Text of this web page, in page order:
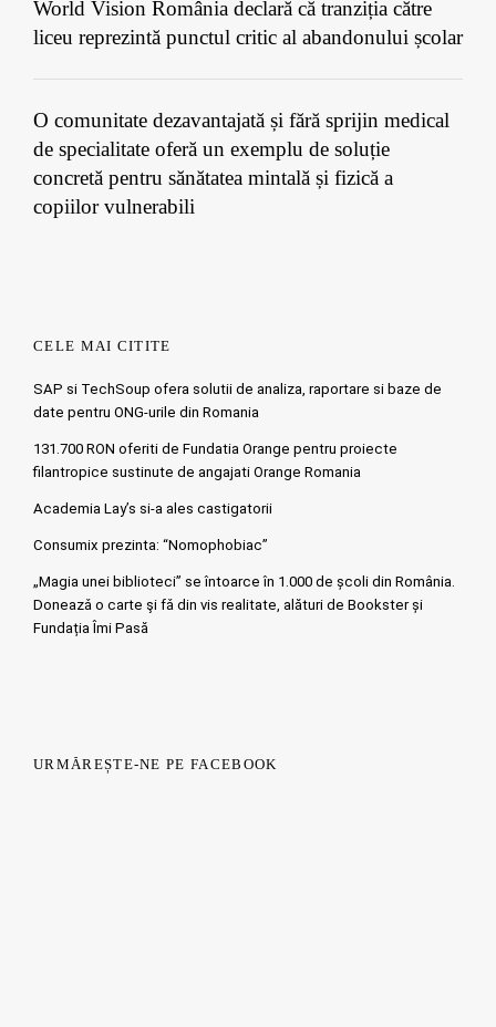
World Vision România declară că tranziția către
liceu reprezintă punctul critic al abandonului școlar
O comunitate dezavantajată și fără sprijin medical
de specialitate oferă un exemplu de soluție
concretă pentru sănătatea mintală și fizică a
copiilor vulnerabili
CELE MAI CITITE
SAP si TechSoup ofera solutii de analiza, raportare si baze de
date pentru ONG-urile din Romania
131.700 RON oferiti de Fundatia Orange pentru proiecte
filantropice sustinute de angajati Orange Romania
Academia Lay’s si-a ales castigatorii
Consumix prezinta: “Nomophobiac”
„Magia unei biblioteci” se întoarce în 1.000 de școli din România.
Doneazǎ o carte şi fǎ din vis realitate, alături de Bookster și
Fundația Îmi Pasă
URMĂREȘTE-NE PE FACEBOOK